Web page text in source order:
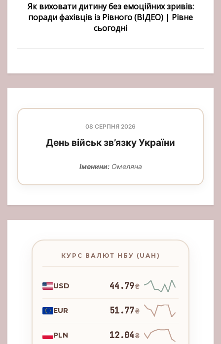
Як виховати дитину без емоційних зривів:
поради фахівців із Рівного (ВІДЕО) | Рівне
сьогодні
08 СЕРПНЯ 2026
День військ зв’язку України
Іменини:Омеляна
КУРС ВАЛЮТ НБУ (UAH)
USD 44.79₴
EUR 51.77₴
PLN 12.04₴